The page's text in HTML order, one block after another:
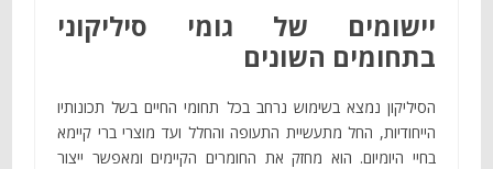
יישומים של גומי סיליקוני
בתחומים השונים
הסיליקון נמצא בשימוש נרחב בכל תחומי החיים בשל תכונותיו
הייחודיות, החל מתעשיית התעופה והחלל ועד מוצרי ברי קיימא
בחיי היומיום. הוא מחזק את החומרים הקיימים ומאפשר ייצור